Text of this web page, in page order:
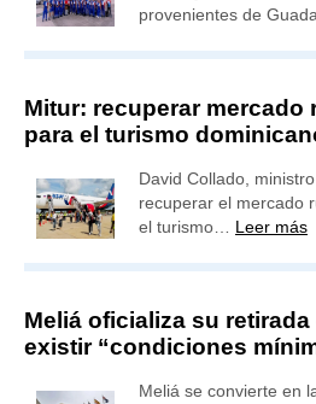
provenientes de
Mitur: recuperar mercado
para el turismo
David Collado,
recuperar el mercado
el turismo… Leer más
Meliá oficializa su
existir “condiciones
Meliá se convierte en